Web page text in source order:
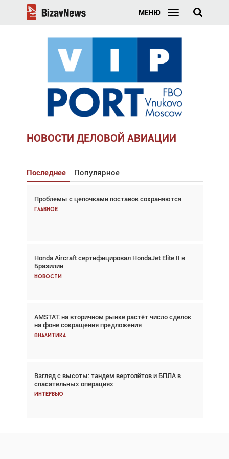
МЕНЮ
НОВОСТИ ДЕЛОВОЙ АВИАЦИИ
Последнее Популярное
Проблемы с цепочками поставок сохраняются
Главное
Honda Aircraft сертифицировал HondaJet Elite II в
Бразилии
Новости
AMSTAT: на вторичном рынке растёт число сделок
на фоне сокращения предложения
Аналитика
Взгляд с высоты: тандем вертолётов и БПЛА в
спасательных операциях
Интервью
Взгляд с высоты: тандем вертолётов и БПЛА в
спасательных операциях
Авиационный фотограф Дэйв Кох: «Фотография
говорит сама за себя... а ИИ всё портит»
Новости
Проблемы с цепочками поставок сохраняются
Аналитика
Частный самолёт – это актив. Подходите к
покупке соответствующим образом
Интервью